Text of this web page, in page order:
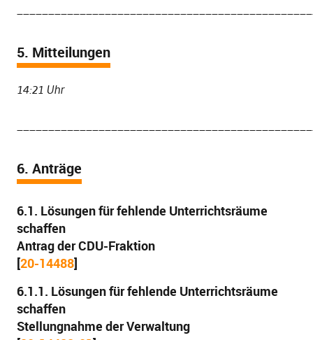
5. Mitteilungen
14:21 Uhr
6. Anträge
6.1. Lösungen für fehlende Unterrichtsräume
schaffen
Antrag der CDU-Fraktion
[20-14488]
6.1.1. Lösungen für fehlende Unterrichtsräume
schaffen
Stellungnahme der Verwaltung